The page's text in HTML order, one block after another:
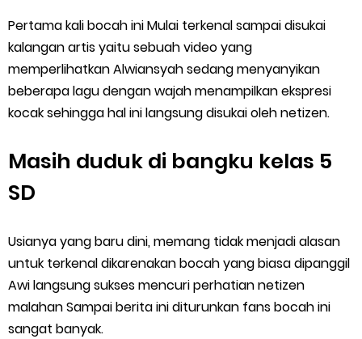
Pertama kali bocah ini Mulai terkenal sampai disukai
kalangan artis yaitu sebuah video yang
memperlihatkan Alwiansyah sedang menyanyikan
beberapa lagu dengan wajah menampilkan ekspresi
kocak sehingga hal ini langsung disukai oleh netizen.
Masih duduk di bangku kelas 5
SD
Usianya yang baru dini, memang tidak menjadi alasan
untuk terkenal dikarenakan bocah yang biasa dipanggil
Awi langsung sukses mencuri perhatian netizen
malahan Sampai berita ini diturunkan fans bocah ini
sangat banyak.